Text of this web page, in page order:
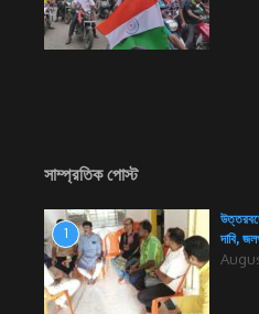
সাম্প্রতিক পোস্ট
1
দাবি,